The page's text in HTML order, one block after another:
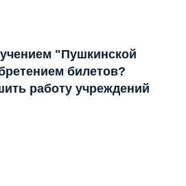
"Пушкинской
билетов?
работу учреждений